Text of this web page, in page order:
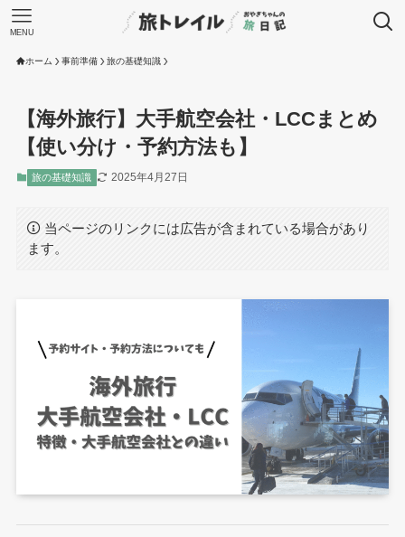
MENU
ホーム 事前準備 旅の基礎知識
【海外旅行】大手航空会社・LCCまとめ
【使い分け・予約方法も】
旅の基礎知識 2025年4月27日
当ページのリンクには広告が含まれている場合があり
ます。